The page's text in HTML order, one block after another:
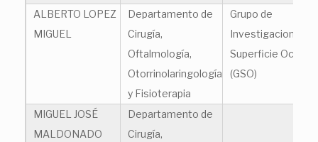
ALBERTO LOPEZ
MIGUEL
Departamento de
Cirugía,
Oftalmología,
Otorrinolaringología
y Fisioterapia
Grupo de
Investigacion en
Superficie Ocular
(GSO)
MIGUEL JOSÉ
MALDONADO
Departamento de
Cirugía,